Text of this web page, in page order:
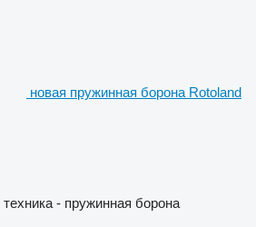
новая пружинная борона Rotoland
- пружинная борона